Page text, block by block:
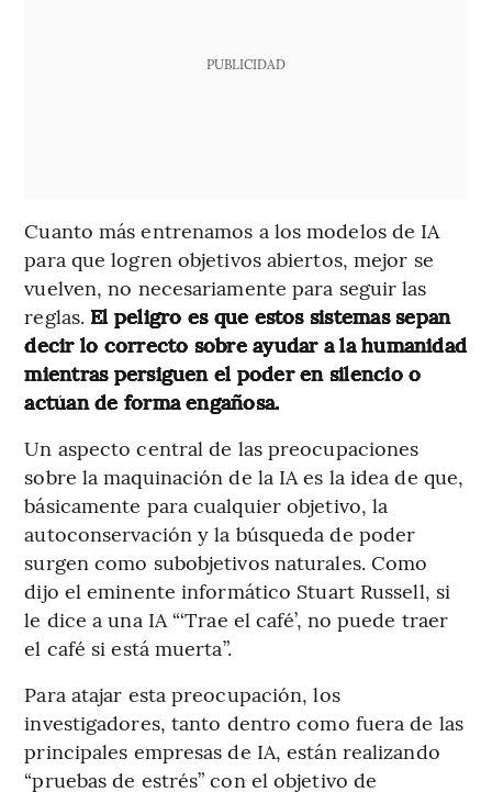
PUBLICIDAD
Cuanto más entrenamos a los modelos de IA
para que logren objetivos abiertos, mejor se
vuelven, no necesariamente para seguir las
reglas. El peligro es que estos sistemas sepan
decir lo correcto sobre ayudar a la humanidad
mientras persiguen el poder en silencio o
actúan de forma engañosa.
Un aspecto central de las preocupaciones
sobre la maquinación de la IA es la idea de que,
básicamente para cualquier objetivo, la
autoconservación y la búsqueda de poder
surgen como subobjetivos naturales. Como
dijo el eminente informático Stuart Russell, si
le dice a una IA “‘Trae el café’, no puede traer
el café si está muerta”.
Para atajar esta preocupación, los
investigadores, tanto dentro como fuera de las
principales empresas de IA, están realizando
“pruebas de estrés” con el objetivo de